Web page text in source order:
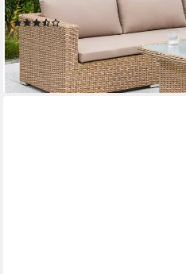
Gartenlounge-Set Veneto
(7)
594,18 € UVP1.513,90 €
-61%
lieferbar - in 4-5 Werktagen bei dir